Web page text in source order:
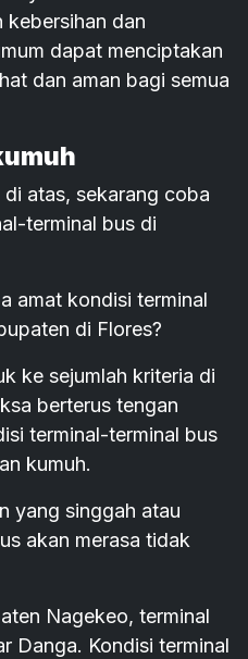
kebersihan dan
dapat menciptakan
dan aman bagi semua
atas, sekarang coba
terminal bus di
amat kondisi terminal
di Flores?
ke sejumlah kriteria di
berterus tengan
terminal-terminal bus
kumuh.
yang singgah atau
akan merasa tidak
Nagekeo, terminal
Danga. Kondisi terminal